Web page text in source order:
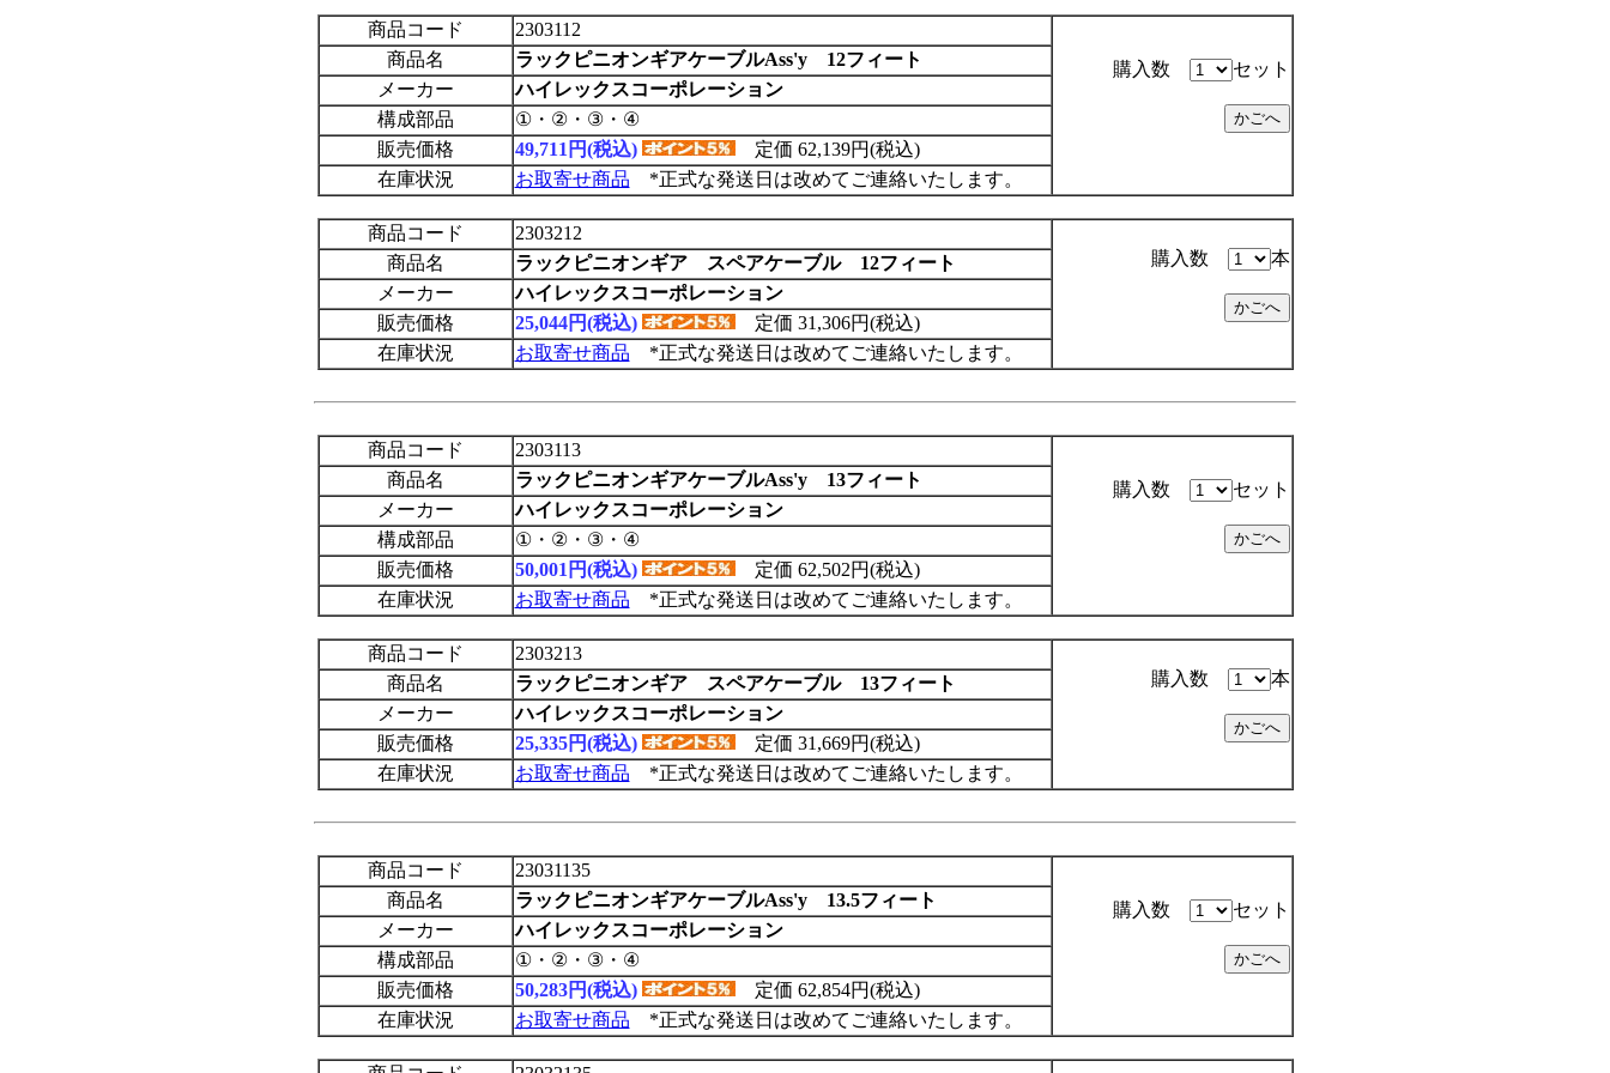
商品コード
2303112
購入数
セット
商品名
ラックピニオンギアケーブルAss'y 12フィート
メーカー
ハイレックスコーポレーション
構成部品
①・②・③・④
販売価格
49,711円(税込)
定価 62,139円(税込)
在庫状況
お取寄せ商品 *正式な発送日は改めてご連絡いたします。
商品コード
2303212
購入数
本
商品名
ラックピニオンギア スペアケーブル 12フィート
メーカー
ハイレックスコーポレーション
販売価格
25,044円(税込)
定価 31,306円(税込)
在庫状況
お取寄せ商品 *正式な発送日は改めてご連絡いたします。
商品コード
2303113
購入数
セット
商品名
ラックピニオンギアケーブルAss'y 13フィート
メーカー
ハイレックスコーポレーション
構成部品
①・②・③・④
販売価格
50,001円(税込)
定価 62,502円(税込)
在庫状況
お取寄せ商品 *正式な発送日は改めてご連絡いたします。
商品コード
2303213
購入数
本
商品名
ラックピニオンギア スペアケーブル 13フィート
メーカー
ハイレックスコーポレーション
販売価格
25,335円(税込)
定価 31,669円(税込)
在庫状況
お取寄せ商品 *正式な発送日は改めてご連絡いたします。
商品コード
23031135
購入数
セット
商品名
ラックピニオンギアケーブルAss'y 13.5フィート
メーカー
ハイレックスコーポレーション
構成部品
①・②・③・④
販売価格
50,283円(税込)
定価 62,854円(税込)
在庫状況
お取寄せ商品 *正式な発送日は改めてご連絡いたします。